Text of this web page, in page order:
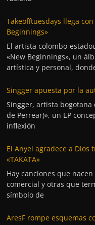
Takeofftuesdays llega
Beginnings»
El artista colombo-
«New Beginnings», un
artística y personal,
Singger apuesta por la
Singger, artista bogotana
de Perrear)», un EP
inflexión
El Anyel agradece a Dios
«TAKATA»
Hay canciones que
comercial y otras que
símbolo de
AresF rompe esquemas